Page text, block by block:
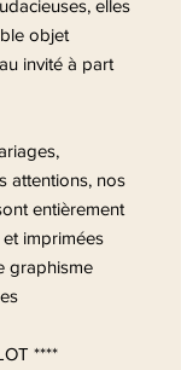
elles
objet
invité à part
attentions, nos
entièrement
imprimées
graphisme
****